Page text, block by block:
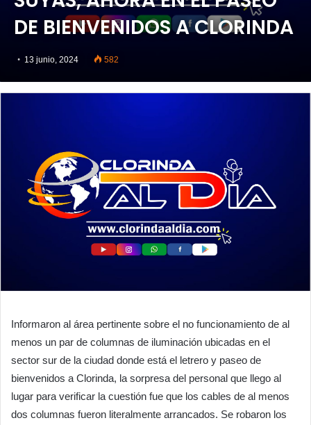
DE BIENVENIDOS A CLORINDA
13 junio, 2024 582
Informaron al área pertinente sobre el no funcionamiento de al
menos un par de columnas de iluminación ubicadas en el
sector sur de la ciudad donde está el letrero y paseo de
bienvenidos a Clorinda, la sorpresa del personal que llego al
lugar para verificar la cuestión fue que los cables de al menos
dos columnas fueron literalmente arrancados. Se robaron los